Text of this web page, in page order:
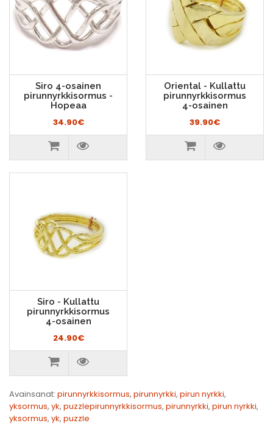
Siro 4-osainen
pirunnyrkkisormus -
Hopeaa
34.90€
Oriental - Kullattu
pirunnyrkkisormus
4-osainen
39.90€
Siro - Kullattu
pirunnyrkkisormus
4-osainen
24.90€
Avainsanat: pirunnyrkkisormus, pirunnyrkki, pirun nyrkki,
yksormus, yk, puzzlepirunnyrkkisormus, pirunnyrkki, pirun nyrkki,
yksormus, yk, puzzle